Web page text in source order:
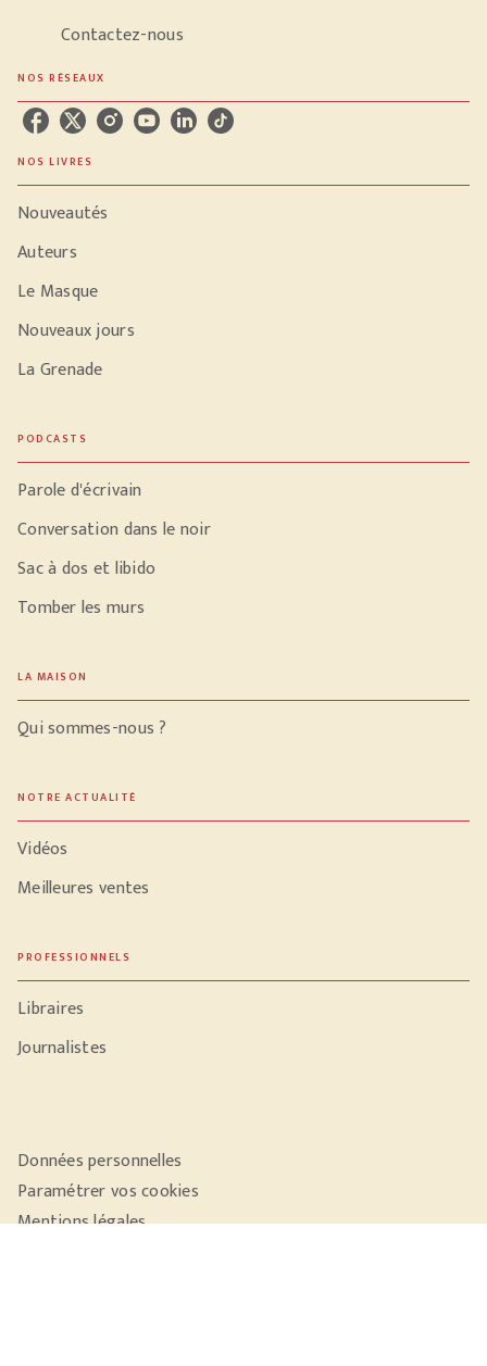
Contactez-nous
NOS RÉSEAUX
NOS LIVRES
Nouveautés
Auteurs
Le Masque
Nouveaux jours
La Grenade
PODCASTS
Parole d'écrivain
Conversation dans le noir
Sac à dos et libido
Tomber les murs
LA MAISON
Qui sommes-nous ?
NOTRE ACTUALITÉ
Vidéos
Meilleures ventes
PROFESSIONNELS
Libraires
Journalistes
Données personnelles
Paramétrer vos cookies
Mentions légales